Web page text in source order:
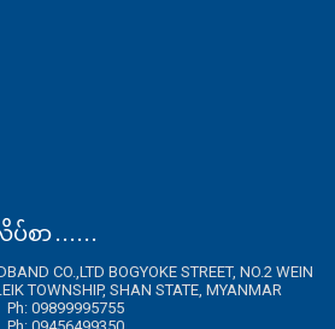
ာ . . . . . .
CO.,LTD BOGYOKE STREET, NO.2 WEIN
TOWNSHIP, SHAN STATE, MYANMAR
Ph: 09899995755